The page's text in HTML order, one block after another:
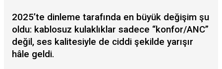
2025’te dinleme tarafında en büyük değişim şu
oldu: kablosuz kulaklıklar sadece “konfor/ANC”
değil, ses kalitesiyle de ciddi şekilde yarışır
hâle geldi.